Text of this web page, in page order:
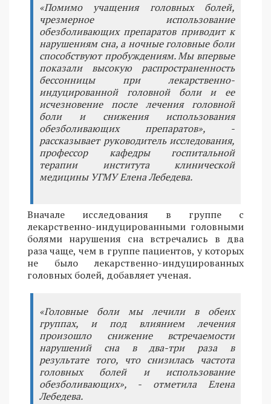
«Помимо учащения головных болей,
чрезмерное использование
обезболивающих препаратов приводит к
нарушениям сна, а ночные головные боли
способствуют пробуждениям. Мы впервые
показали высокую распространенность
бессонницы при лекарственно-
индуцированной головной боли и ее
исчезновение после лечения головной
боли и снижения использования
обезболивающих препаратов», -
рассказывает руководитель исследования,
профессор кафедры госпитальной
терапии института клинической
медицины УГМУ Елена Лебедева.
Вначале исследования в группе с
лекарственно-индуцированными головными
болями нарушения сна встречались в два
раза чаще, чем в группе пациентов, у которых
не было лекарственно-индуцированных
головных болей, добавляет ученая.
«Головные боли мы лечили в обеих
группах, и под влиянием лечения
произошло снижение встречаемости
нарушений сна в два-три раза в
результате того, что снизилась частота
головных болей и использование
обезболивающих», - отметила Елена
Лебедева.